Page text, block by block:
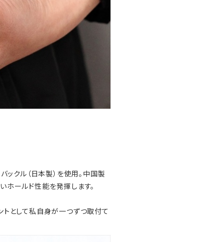
ックル（日本製）を使用。中国製
ホールド性能を発揮します。
トとして私自身が一つずつ取付て